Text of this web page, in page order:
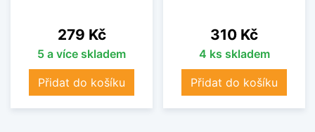
Cena
279 Kč
5 a více skladem
Přidat do košíku
Cena
310 Kč
4 ks skladem
Přidat do košíku